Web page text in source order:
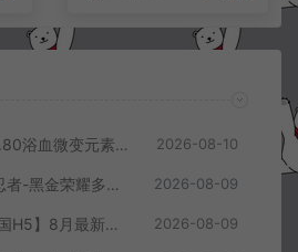
战神引擎传奇手游【1.80浴血微变元素三大陆[白猪3]】8月最新整理Win一键服务端+GM后台+安卓苹果双端+详细搭建教程+视频教程 2026-08-10
卡牌回合手游【火影忍者-黑金荣耀多区跨服平台币内购版】8月最新整理Linux手工服务端+CDK授权后台+安卓+详细搭建教程+视频教程 2026-08-09
三网H5游戏【萌斗三国H5】8月最新整理Win一键服务端+GM充值后台+简易安卓客户端+详细搭建教程+视频教程 2026-08-09